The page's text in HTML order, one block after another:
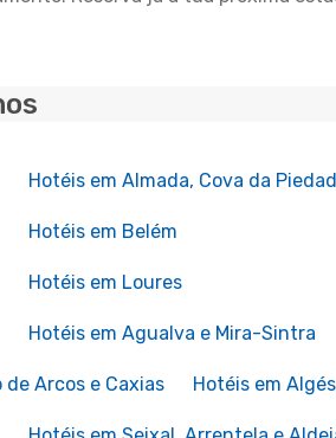
Hotéis em Almada, Cova da
Hotéis em Belém
Hotéis em Loures
Hotéis em Agualva e Mira-Sintra
de Arcos e Caxias Hotéis em